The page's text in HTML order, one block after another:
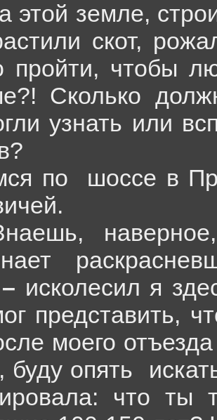
этой земле,
скот,
пройти, чтобы
Сколько
узнать или
по
шоссе в
– исколесил я
представить,
моего
буду опять
что ты